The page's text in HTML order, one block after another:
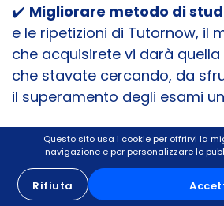
✔️ Migliorare metodo di
e le ripetizioni di Tutornow, il
che acquisirete vi darà
che stavate cercando, da
il superamento degli esami
Scegliete Tutornow per
assicurato!Selezioniamo
qualificati e competenti per
Questo sito usa i cookie per offrirvi la
navigazione e per personalizzare le
Rifiuta